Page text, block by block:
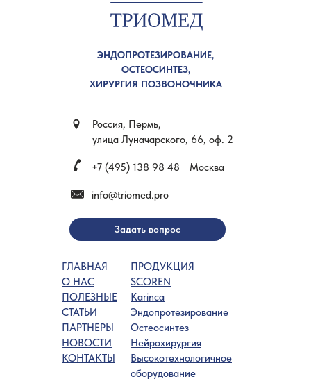
ЭНДОПРОТЕЗИРОВАНИЕ,
ОСТЕОСИНТЕЗ,
ХИРУРГИЯ ПОЗВОНОЧНИКА
Россия, Пермь,
улица Луначарского, 66, оф. 2
+7 (495) 138 98 48
info@triomed.pro
Москва
ГЛАВНАЯ
О НАС
ПОЛЕЗНЫЕ
СТАТЬИ
ПАРТНЕРЫ
НОВОСТИ
КОНТАКТЫ
ПРОДУКЦИЯ
SCOREN
Karinca
Эндопротезирование
Остеосинтез
Нейрохирургия
Высокотехнологичное
оборудование
Задать вопрос